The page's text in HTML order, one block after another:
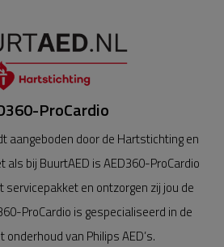
ProCardio
aangeboden door de Hartstichting en
als bij BuurtAED is AED360-ProCardio
servicepakket en ontzorgen zij jou de
ProCardio is gespecialiseerd in de
onderhoud van Philips AED’s.